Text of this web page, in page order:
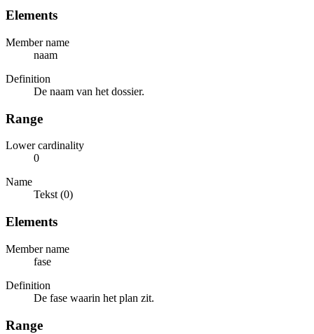
Elements
Member name
naam
Definition
De naam van het dossier.
Range
Lower cardinality
0
Name
Tekst (0)
Elements
Member name
fase
Definition
De fase waarin het plan zit.
Range